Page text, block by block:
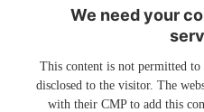
We need your
This content is not permitted to
disclosed to the visitor. The
with their CMP to add this